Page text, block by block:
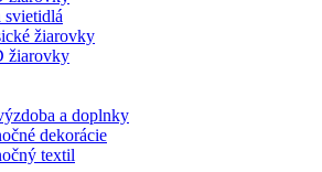
svietidlá
žiarovky
žiarovky
a doplnky
dekorácie
textil